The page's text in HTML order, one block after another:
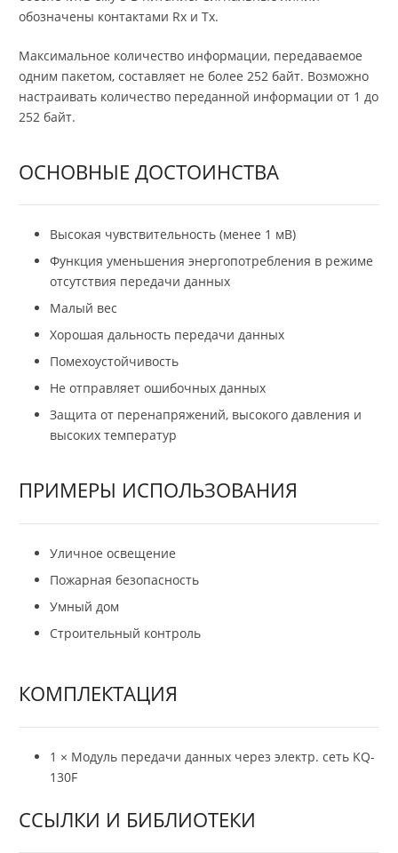
обозначены контактами Rx и Tx.
Максимальное количество информации, передаваемое
одним пакетом, составляет не более 252 байт. Возможно
настраивать количество переданной информации от 1 до
252 байт.
ОСНОВНЫЕ ДОСТОИНСТВА
Высокая чувствительность (менее 1 мВ)
Функция уменьшения энергопотребления в режиме
отсутствия передачи данных
Малый вес
Хорошая дальность передачи данных
Помехоустойчивость
Не отправляет ошибочных данных
Защита от перенапряжений, высокого давления и
высоких температур
ПРИМЕРЫ ИСПОЛЬЗОВАНИЯ
Уличное освещение
Пожарная безопасность
Умный дом
Строительный контроль
КОМПЛЕКТАЦИЯ
1 × Модуль передачи данных через электр. сеть KQ-
130F
ССЫЛКИ И БИБЛИОТЕКИ